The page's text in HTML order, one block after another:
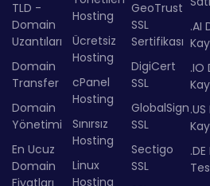
TLD -
Domain
Uzantıları
Domain
Transfer
Domain
Yönetimi
En Ucuz
Domain
Hosting
Ücretsiz
Hosting
cPanel
Hosting
Sınırsız
Hosting
Linux
Hosting
GeoTrust
SSL
Sertifikası
DigiCert
SSL
GlobalSign
SSL
Sectigo
SSL
.AI
.IO